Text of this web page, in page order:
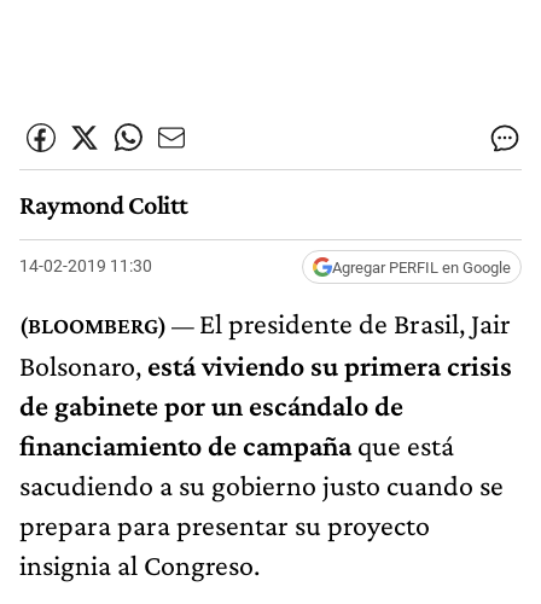
Raymond Colitt
14-02-2019 11:30 Agregar PERFIL en Google
El presidente de Brasil, Jair
Bolsonaro, está viviendo su primera crisis
de gabinete por un escándalo de
financiamiento de campañaque está
sacudiendo a su gobierno justo cuando se
prepara para presentar su proyecto
insignia al Congreso.